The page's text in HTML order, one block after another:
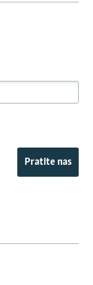
Pratite nas